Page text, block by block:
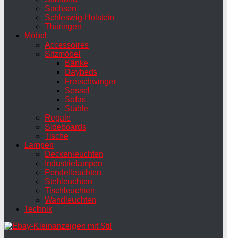
Sachsen
Schleswig-Holstein
Thüringen
Möbel
Accessoires
Sitzmöbel
Bänke
Daybeds
Freischwinger
Sessel
Sofas
Stühle
Regale
Sideboards
Tische
Lampen
Deckenleuchten
Industrielampen
Pendelleuchten
Stehleuchten
Tischleuchten
Wandleuchten
Technik